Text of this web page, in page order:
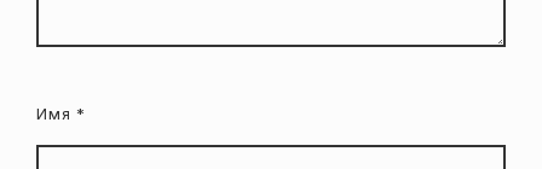
Имя *